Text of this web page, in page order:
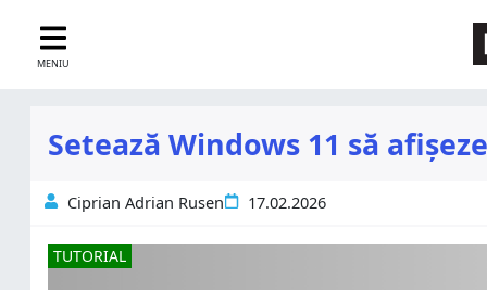
MENIU
Setează Windows 11 să
Ciprian Adrian Rusen 17.02.2026
TUTORIAL